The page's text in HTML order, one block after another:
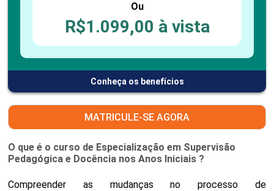
Ou
R$1.099,00 à vista
Conheça os benefícios
MATRICULE-SE AGORA
O que é o curso de Especialização em Supervisão
Pedagógica e Docência nos Anos Iniciais ?
Compreender as mudanças no processo de